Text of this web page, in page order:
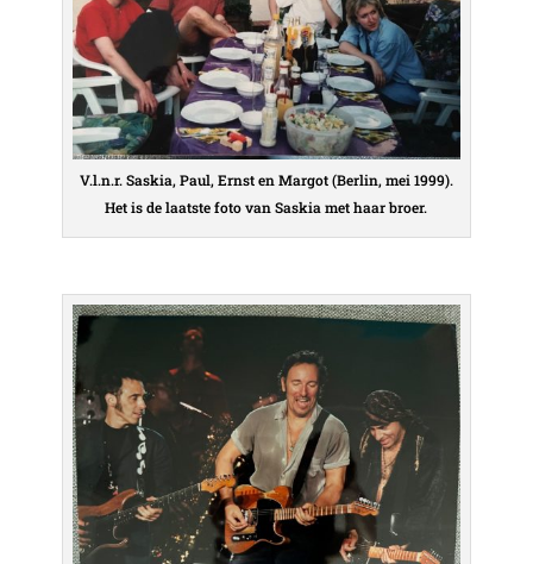
V.l.n.r. Saskia, Paul, Ernst en Margot (Berlin, mei 1999).
Het is de laatste foto van Saskia met haar broer.